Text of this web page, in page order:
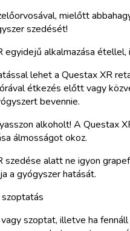
mielőtt
szedését!
egyidejű alkalmazása
lehet a Questax XR
étkezés előtt vagy
bevennie.
alkoholt! A Questax
álmosságot okoz.
szedése alatt ne igyon
a gyógyszer hatását.
szoptat, illetve ha